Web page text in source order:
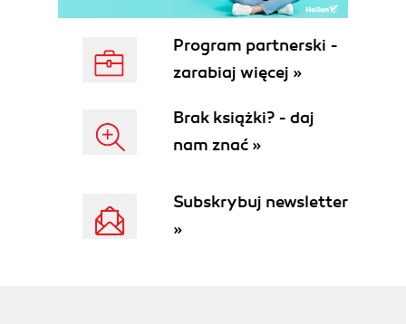
Program partnerski -
zarabiaj więcej »
Brak książki? - daj
nam znać »
Subskrybuj newsletter
»